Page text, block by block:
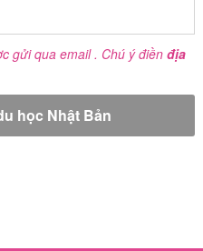
gửi qua email . Chú ý điền địa